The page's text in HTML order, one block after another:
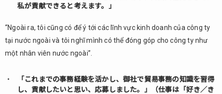
私が貢献できると考えます。」
“Ngoài ra, tôi cũng có để ý tới các lĩnh vực kinh doanh của công ty
tại nước ngoài và tôi nghĩ mình có thể đóng góp cho công ty như
một nhân viên nước ngoài”.
「これまでの事務経験を活かし、御社で貿易事務の知識を習得
し、貢献したいと思い、応募しました。」（仕事は「好き／き